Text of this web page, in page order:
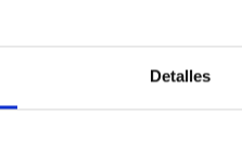
Detalles
163,00 €